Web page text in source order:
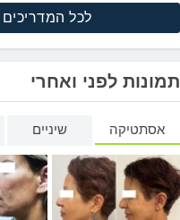
לכל המדריכים
תמונות לפני ואחרי
אסתטיקה שיניים